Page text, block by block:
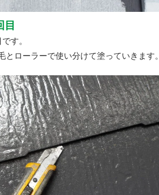
目
す。
とローラーで使い分けて塗っていきます。